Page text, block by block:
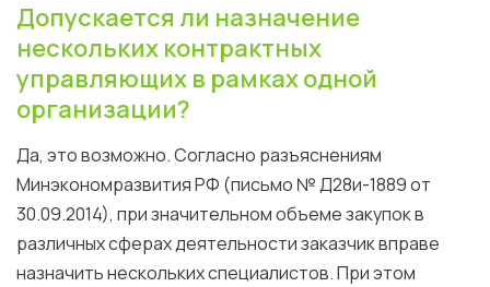
Допускается ли назначение
нескольких контрактных
управляющих в рамках одной
организации?
Да, это возможно. Согласно разъяснениям
Минэкономразвития РФ (письмо № Д28и-1889 от
30.09.2014), при значительном объеме закупок в
различных сферах деятельности заказчик вправе
назначить нескольких специалистов. При этом